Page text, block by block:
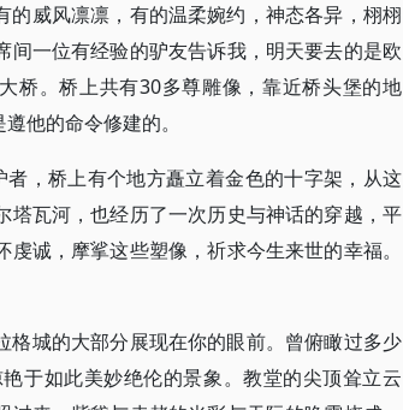
威风凛凛，有的温柔婉约，神态各异，栩栩
一位有经验的驴友告诉我，明天要去的是欧
桥。桥上共有30多尊雕像，靠近桥头堡的地
他的命令修建的。
，桥上有个地方矗立着金色的十字架，从这
瓦河，也经历了一次历史与神话的穿越，平
诚，摩挲这些塑像，祈求今生来世的幸福。
城的大部分展现在你的眼前。曾俯瞰过多少
于如此美妙绝伦的景象。教堂的尖顶耸立云